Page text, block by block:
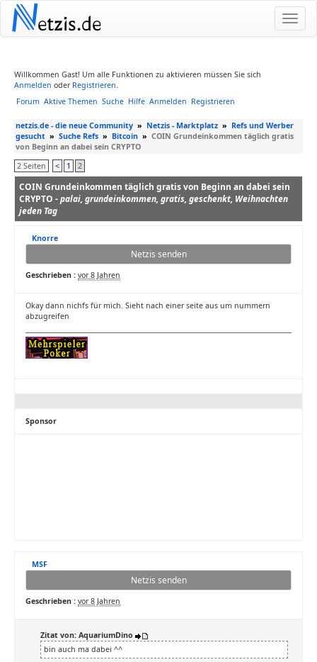
Netzis.de
Willkommen Gast! Um alle Funktionen zu aktivieren müssen Sie sich
Anmelden oder Registrieren.
Forum Aktive Themen Suche Hilfe Anmelden Registrieren
netzis.de - die neue Community » Netzis - Marktplatz » Refs und Werber
gesucht » Suche Refs » Bitcoin » COIN Grundeinkommen täglich gratis
von Beginn an dabei sein CRYPTO
2 Seiten
< 1 2
COIN Grundeinkommen täglich gratis von Beginn an dabei sein
CRYPTO -palai, grundeinkommen, gratis, geschenkt, Weihnachten
jeden Tag
Knorre
Netzis senden
Geschrieben : vor 8 Jahren
Okay dann nichfs für mich. Sieht nach einer seite aus um nummern
abzugreifen
Sponsor
MSF
Netzis senden
Geschrieben : vor 8 Jahren
Zitat von: AquariumDino
bin auch ma dabei ^^